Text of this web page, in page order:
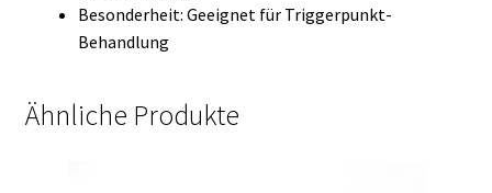
Besonderheit: Geeignet für Triggerpunkt-
Behandlung
Ähnliche Produkte